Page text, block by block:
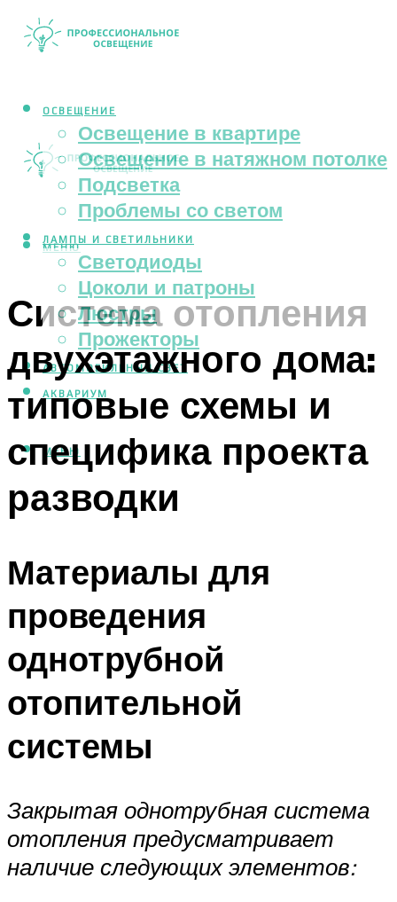
ОСВЕЩЕНИЕ
Освещение в квартире
Освещение в натяжном потолке
Подсветка
Проблемы со светом
ЛАМПЫ И СВЕТИЛЬНИКИ
Светодиоды
Цоколи и патроны
Люстры
Прожекторы
АВТОМОБИЛЬНЫЙ СВЕТ
АКВАРИУМ
МЕНЮ
МЕНЮ
Система отопления
двухэтажного дома:
типовые схемы и
специфика проекта
разводки
Материалы для
проведения
однотрубной
отопительной
системы
Закрытая однотрубная система
отопления предусматривает
наличие следующих элементов: